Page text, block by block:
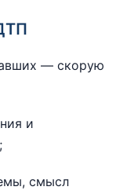
— скорую
и
смысл